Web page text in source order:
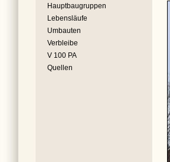
Hauptbaugruppen
Lebensläufe
Umbauten
Verbleibe
V 100 PA
Quellen